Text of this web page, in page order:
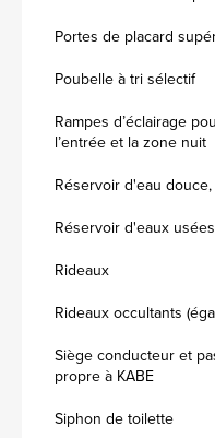
Portes de placard
Poubelle à tri sélectif
Rampes d’éclairage
l’entrée et la zone nuit
Réservoir d'eau
Réservoir d'eaux
Rideaux
Rideaux occultants
Siège conducteur et
propre à KABE
Siphon de toilette